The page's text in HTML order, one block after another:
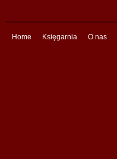
Home Księgarnia O nas